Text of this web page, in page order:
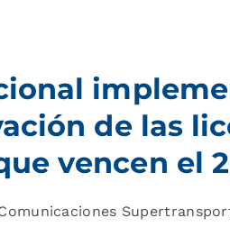
de las
vencen el